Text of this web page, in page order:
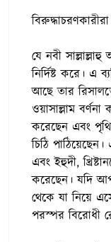
যে নবী
নির্দিষ্ট করে।
আছে তার
ওয়াসাল্লাম
করেছেন এবং
চিঠি
এবং ইহুদী,
করেছেন। যদি
থেকে যা নিয়ে
পরস্পর বিরোধী